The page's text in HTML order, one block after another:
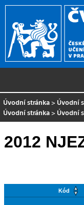
Úvodní stránka > Úvodní
Úvodní stránka > Úvodní
2012
Kód